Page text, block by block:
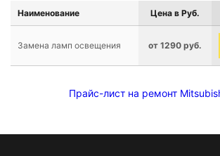
Наименование Цена в Руб.
Замена ламп освещения от 1290 руб.
Прайс-лист на ремонт